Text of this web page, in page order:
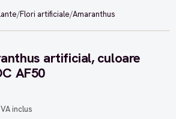
/Flori artificiale/Amaranthus
artificial, culoare
AF50
inclus